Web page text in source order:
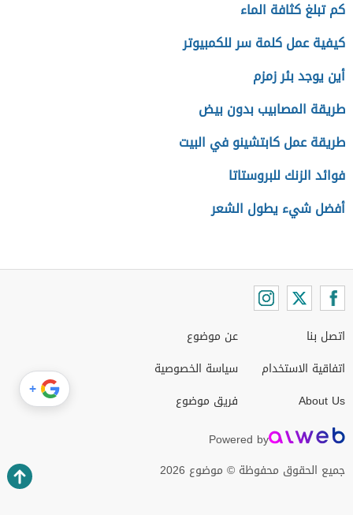
كم تبلغ كثافة الماء
كيفية عمل كلمة سر للكمبيوتر
أين يوجد بئر زمزم
طريقة المصابيب بدون بيض
طريقة عمل كابتشينو في البيت
فوائد الزنك للبروستاتا
أفضل شيء يطول الشعر
اتصل بنا
اتفاقية الاستخدام
About Us
عن موضوع
سياسة الخصوصية
فريق موضوع
Powered by
جميع الحقوق محفوظة © موضوع 2026
+